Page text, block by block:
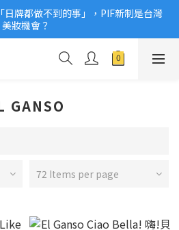
？PIF化妝品身分證7月上路！消費者
必懂5觀念
牌都做不到的事」，PIF新制是台灣
美妝機會？
？PIF化妝品身分證7月上路！消費者
GANSO
72 Items per page